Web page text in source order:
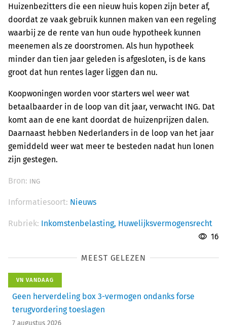
Huizenbezitters die een nieuw huis kopen zijn beter af,
doordat ze vaak gebruik kunnen maken van een regeling
waarbij ze de rente van hun oude hypotheek kunnen
meenemen als ze doorstromen. Als hun hypotheek
minder dan tien jaar geleden is afgesloten, is de kans
groot dat hun rentes lager liggen dan nu.
Koopwoningen worden voor starters wel weer wat
betaalbaarder in de loop van dit jaar, verwacht ING. Dat
komt aan de ene kant doordat de huizenprijzen dalen.
Daarnaast hebben Nederlanders in de loop van het jaar
gemiddeld weer wat meer te besteden nadat hun lonen
zijn gestegen.
Bron: ING
Informatiesoort: Nieuws
Rubriek: Inkomstenbelasting, Huwelijksvermogensrecht
16
MEEST GELEZEN
VN VANDAAG
Geen herverdeling box 3-vermogen ondanks forse
terugvordering toeslagen